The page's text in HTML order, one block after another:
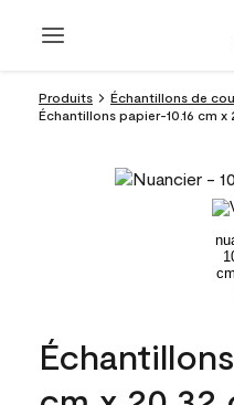
Produits
Échantillons de
Échantillons papier-10.16 cm x